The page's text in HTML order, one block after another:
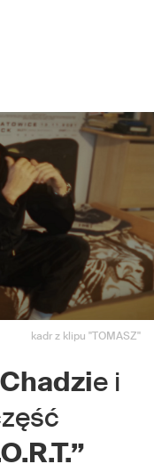
kadr z klipu "TOMASZ"
Chadzie i